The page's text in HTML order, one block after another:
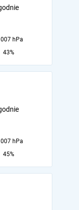
hPa
43%
hPa
45%